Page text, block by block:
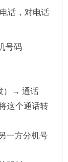
话，对电话
号码
）→ 通话
这个通话转
一方分机号